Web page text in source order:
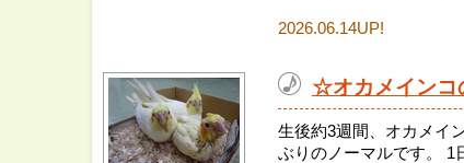
2026.06.14UP!
☆オカメイン
生後約3週間、オカメイ
ぶりのノーマルです。 1